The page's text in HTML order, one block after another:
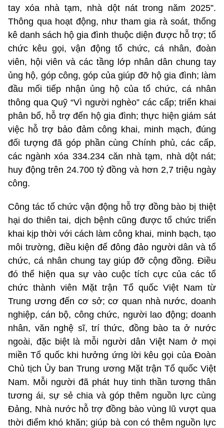
tay xóa nhà tạm, nhà dột nát trong năm 2025”.
Thông qua hoạt động, như tham gia rà soát, thống
kê danh sách hộ gia đình thuộc diện được hỗ trợ; tổ
chức kêu gọi, vận động tổ chức, cá nhân, đoàn
viên, hội viên và các tầng lớp nhân dân chung tay
ủng hộ, góp công, góp của giúp đỡ hộ gia đình; làm
đầu mối tiếp nhận ủng hộ của tổ chức, cá nhân
thông qua Quỹ “Vì người nghèo” các cấp; triển khai
phân bổ, hỗ trợ đến hộ gia đình; thực hiện giám sát
việc hỗ trợ bảo đảm công khai, minh mạch, đúng
đối tượng đã góp phần cùng Chính phủ, các cấp,
các ngành xóa 334.234 căn nhà tạm, nhà dột nát;
huy động trên 24.700 tỷ đồng và hơn 2,7 triệu ngày
công.
Công tác tổ chức vận động hỗ trợ đồng bào bị thiệt
hại do thiên tai, dịch bệnh cũng được tổ chức triển
khai kịp thời với cách làm công khai, minh bạch, tạo
môi trường, điều kiện để đông đảo người dân và tổ
chức, cá nhân chung tay giúp đỡ cộng đồng. Điều
đó thể hiện qua sự vào cuộc tích cực của các tổ
chức thành viên Mặt trận Tổ quốc Việt Nam từ
Trung ương đến cơ sở; cơ quan nhà nước, doanh
nghiệp, cán bộ, công chức, người lao động; doanh
nhân, văn nghệ sĩ, trí thức, đồng bào ta ở nước
ngoài, đặc biệt là mỗi người dân Việt Nam ở mọi
miền Tổ quốc khi hưởng ứng lời kêu gọi của Đoàn
Chủ tịch Ủy ban Trung ương Mặt trận Tổ quốc Việt
Nam. Mỗi người đã phát huy tinh thần tương thân
tương ái, sự sẻ chia và góp thêm nguồn lực cùng
Đảng, Nhà nước hỗ trợ đồng bào vùng lũ vượt qua
thời điểm khó khăn; giúp bà con có thêm nguồn lực